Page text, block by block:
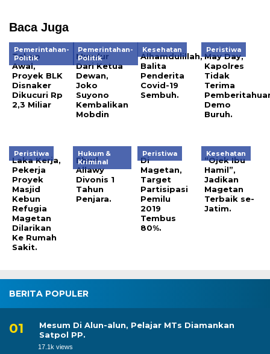
Baca Juga
Pemerintahan-
Politik
Tahap
Awal,
Proyek BLK
Disnaker
Dikucuri Rp
2,3 Miliar
Pemerintahan-
Politik
Mundur
Dari Ketua
Dewan,
Joko
Suyono
Kembalikan
Mobdin
Kesehatan
Alhamdulillah,
Balita
Penderita
Covid-19
Sembuh.
Peristiwa
May Day,
Kapolres
Tidak
Terima
Demo
Buruh.
Peristiwa
Laka Kerja,
Pekerja
Proyek
Masjid
Kebun
Refugia
Magetan
Dilarikan
Ke Rumah
Sakit.
Hukum &
Kriminal
Ehud
Allawy
Divonis 1
Tahun
Penjara.
Peristiwa
Di
Magetan,
Target
Partisipasi
Pemilu
2019
Tembus
80%.
Kesehatan
“Ojek Ibu
Hamil”,
Jadikan
Magetan
Terbaik se-
Jatim.
BERITA POPULER
Mesum Di Alun-alun, Pelajar MTs Diamankan
Satpol PP.
17.1k views